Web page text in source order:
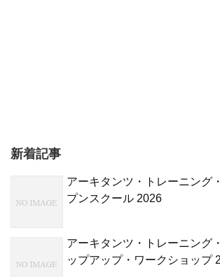
新着記事
アーキタンツ・トレーニング
プンスクール 2026
アーキタンツ・トレーニング
ップアップ・ワークショップ